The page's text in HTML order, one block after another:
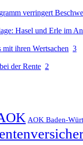
verringert
Hasel und Erle im
ihren Wertsachen 3
der Rente 2
AOK Baden-